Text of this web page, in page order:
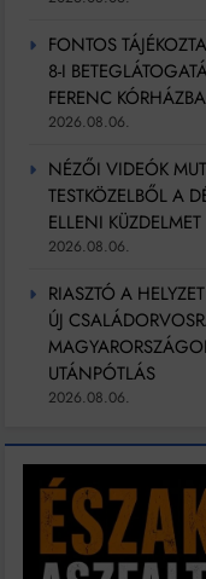
FONTOS
8-I
FERENC
2026.08.06.
NÉZŐI VIDEÓK
TESTKÖZELBŐL A
ELLENI KÜZDELMET
2026.08.06.
RIASZTÓ A
ÚJ
UTÁNPÓTLÁS
2026.08.06.